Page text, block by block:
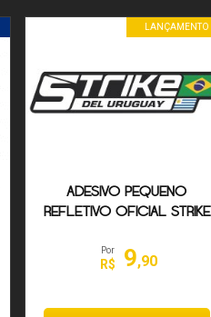
LANÇAMENTO
ADESIVO PEQUENO
REFLETIVO OFICIAL STRIKE
Por
R$ 9,90